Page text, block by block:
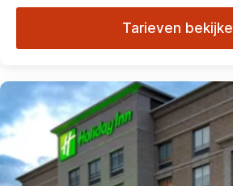
Tarieven